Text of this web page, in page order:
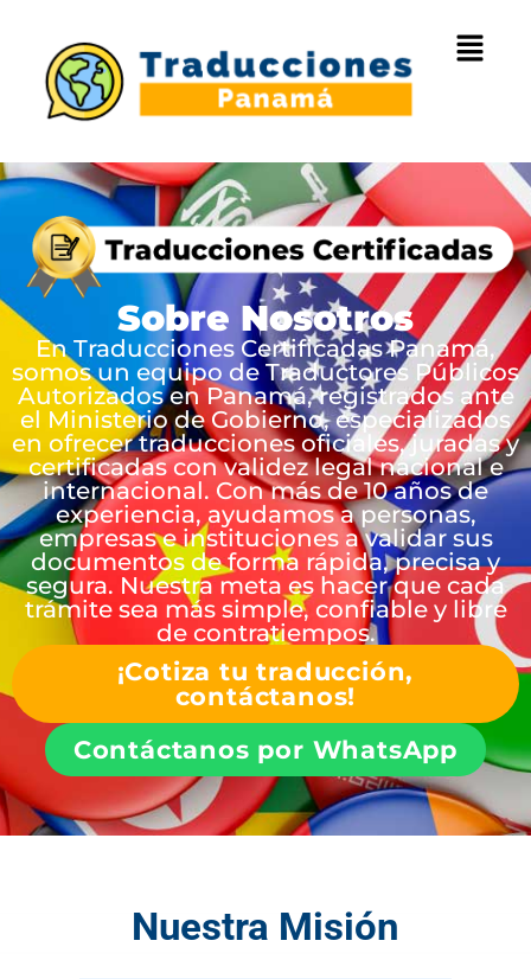
Sobre Nosotros
En Traducciones Certificadas Panamá,
somos un equipo de Traductores Públicos
Autorizados en Panamá, registrados ante
el Ministerio de Gobierno, especializados
en ofrecer traducciones oficiales, juradas y
certificadas con validez legal nacional e
internacional. Con más de 10 años de
experiencia, ayudamos a personas,
empresas e instituciones a validar sus
documentos de forma rápida, precisa y
segura. Nuestra meta es hacer que cada
trámite sea más simple, confiable y libre
de contratiempos.
¡Cotiza tu traducción,
contáctanos!
Contáctanos por WhatsApp
Nuestra Misión